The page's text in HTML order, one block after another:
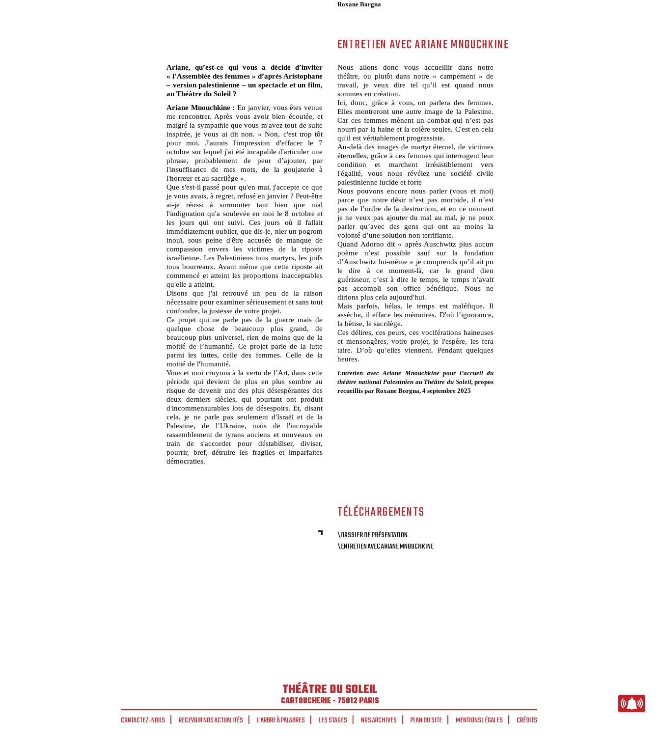
Roxane Borgna
ENTRETIEN AVEC ARIANE MNOUCHKINE
Ariane, qu’est-ce qui vous a décidé d’inviter
« l’Assemblée des femmes » d’après Aristophane
– version palestinienne – un spectacle et un film,
au Théâtre du Soleil ?
Ariane Mnouchkine : En janvier, vous êtes venue
me rencontrer. Après vous avoir bien écoutée, et
malgré la sympathie que vous m'avez tout de suite
inspirée, je vous ai dit non. « Non, c'est trop tôt
pour moi. J'aurais l'impression d'effacer le 7
octobre sur lequel j'ai été incapable d'articuler une
phrase, probablement de peur d’ajouter, par
l'insuffisance de mes mots, de la goujaterie à
l'horreur et au sacrilège ».
Que s'est-il passé pour qu'en mai, j'accepte ce que
je vous avais, à regret, refusé en janvier ? Peut-être
ai-je réussi à surmonter tant bien que mal
l'indignation qu'a soulevée en moi le 8 octobre et
les jours qui ont suivi. Ces jours où il fallait
immédiatement oublier, que dis-je, nier un pogrom
inouï, sous peine d'être accusée de manque de
compassion envers les victimes de la riposte
israélienne. Les Palestiniens tous martyrs, les juifs
tous bourreaux. Avant même que cette riposte ait
commencé et atteint les proportions inacceptables
qu'elle a atteint.
Disons que j'ai retrouvé un peu de la raison
nécessaire pour examiner sérieusement et sans tout
confondre, la justesse de votre projet.
Ce projet qui ne parle pas de la guerre mais de
quelque chose de beaucoup plus grand, de
beaucoup plus universel, rien de moins que de la
moitié de l’humanité. Ce projet parle de la lutte
parmi les luttes, celle des femmes. Celle de la
moitié de l'humanité.
Vous et moi croyons à la vertu de l’Art, dans cette
période qui devient de plus en plus sombre au
risque de devenir une des plus désespérantes des
deux derniers siècles, qui pourtant ont produit
d'incommensurables lots de désespoirs. Et, disant
cela, je ne parle pas seulement d'Israël et de la
Palestine, de l’Ukraine, mais de l'incroyable
rassemblement de tyrans anciens et nouveaux en
train de s'accorder pour déstabiliser, diviser,
pourrir, bref, détruire les fragiles et imparfaites
démocraties.
Nous allons donc vous accueillir dans notre
théâtre, ou plutôt dans notre « campement » de
travail, je veux dire tel qu’il est quand nous
sommes en création.
Ici, donc, grâce à vous, on parlera des femmes.
Elles montreront une autre image de la Palestine.
Car ces femmes mènent un combat qui n’est pas
nourri par la haine et la colère seules. C'est en cela
qu'il est véritablement progressiste.
Au-delà des images de martyr éternel, de victimes
éternelles, grâce à ces femmes qui interrogent leur
condition et marchent irrésistiblement vers
l'égalité, vous nous révélez une société civile
palestinienne lucide et forte
Nous pouvons encore nous parler (vous et moi)
parce que notre désir n’est pas morbide, il n’est
pas de l’ordre de la destruction, et en ce moment
je ne veux pas ajouter du mal au mal, je ne peux
parler qu’avec des gens qui ont au moins la
volonté d’une solution non terrifiante.
Quand Adorno dit « après Auschwitz plus aucun
poème n’est possible sauf sur la fondation
d’Auschwitz lui-même » je comprends qu’il ait pu
le dire à ce moment-là, car le grand dieu
guérisseur, c’est à dire le temps, le temps n’avait
pas accompli son office bénéfique. Nous ne
dirions plus cela aujourd'hui.
Mais parfois, hélas, le temps est maléfique. Il
assèche, il efface les mémoires. D'où l’ignorance,
la bêtise, le sacrilège.
Ces délires, ces peurs, ces vociférations haineuses
et mensongères, votre projet, je l'espère, les fera
taire. D’où qu’elles viennent. Pendant quelques
heures.
Entretien avec Ariane Mnouchkine pour l’accueil du
théâtre national Palestinien au Théâtre du Soleil,propos
recueillis par Roxane Borgna, 4 septembre 2025
TÉLÉCHARGEMENTS
\DOSSIER DE PRÉSENTATION
\ENTRETIEN AVEC ARIANE MNOUCHKINE
THÉÂTRE DU SOLEIL
CARTOUCHERIE - 75012 PARIS
CONTACTEZ-NOUS
RECEVOIR NOS ACTUALITÉS L'ARBRE À PALABRES LES STAGES NOS ARCHIVES PLAN DU SITE MENTIONS LÉGALES CRÉDITS